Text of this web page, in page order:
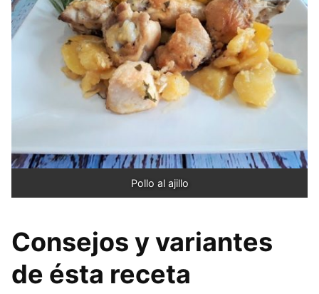
Pollo al ajillo
Consejos y variantes
de ésta receta